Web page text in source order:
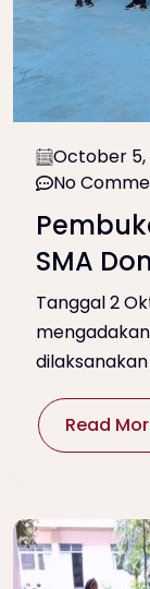
October 5,
No
SMA
Tanggal 2
dilaksanakan
Read